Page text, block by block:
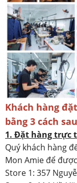
Khách hàng
bằng 3 cách
1. Đặt hàng trực
Quý khách hàng
Mon Amie để
Store 1: 357